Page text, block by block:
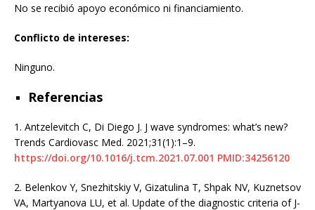
No se recibió apoyo económico ni financiamiento.
Conflicto de intereses:
Ninguno.
Referencias
1. Antzelevitch C, Di Diego J. J wave syndromes: what’s new?
Trends Cardiovasc Med. 2021;31(1):1–9.
https://doi.org/10.1016/j.tcm.2021.07.001 PMID:34256120
2. Belenkov Y, Snezhitskiy V, Gizatulina T, Shpak NV, Kuznetsov
VA, Martyanova LU, et al. Update of the diagnostic criteria of J-